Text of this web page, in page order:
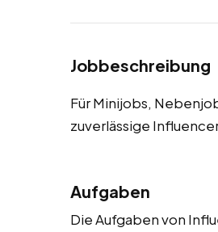
Jobbeschreibung
Für Minijobs,
zuverlässige
Aufgaben
Die Aufgaben von